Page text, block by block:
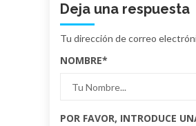
Deja una respuesta
Tu dirección de correo
NOMBRE*
POR FAVOR, INTRODUCE